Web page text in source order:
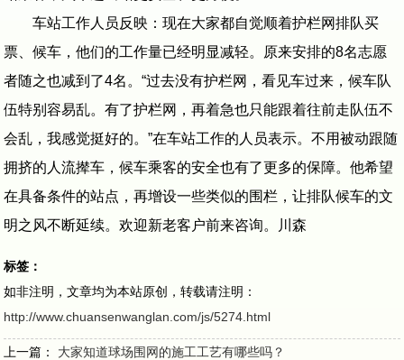
车站工作人员反映：现在大家都自觉顺着护栏网排队买
票、候车，他们的工作量已经明显减轻。原来安排的8名志愿
者随之也减到了4名。“过去没有护栏网，看见车过来，候车队
伍特别容易乱。有了护栏网，再着急也只能跟着往前走队伍不
会乱，我感觉挺好的。”在车站工作的人员表示。不用被动跟随
拥挤的人流撵车，候车乘客的安全也有了更多的保障。他希望
在具备条件的站点，再增设一些类似的围栏，让排队候车的文
明之风不断延续。欢迎新老客户前来咨询。川森
标签：
如非注明，文章均为本站原创，转载请注明：
http://www.chuansenwanglan.com/js/5274.html
上一篇： 大家知道球场围网的施工工艺有哪些吗？